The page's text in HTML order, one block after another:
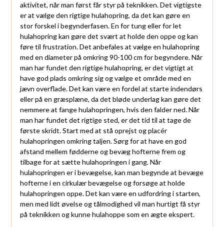
aktivitet, når man først får styr på teknikken. Det vigtigste
er at vælge den rigtige hulahopring, da det kan gøre en
stor forskel i begynderfasen. En for tung eller for let
hulahopring kan gøre det svært at holde den oppe og kan
føre til frustration. Det anbefales at vælge en hulahopring
med en diameter på omkring 90-100 cm for begyndere. Når
man har fundet den rigtige hulahopring, er det vigtigt at
have god plads omkring sig og vælge et område med en
jævn overflade. Det kan være en fordel at starte indendørs
eller på en græsplæne, da det bløde underlag kan gøre det
nemmere at fange hulahopringen, hvis den falder ned. Når
man har fundet det rigtige sted, er det tid til at tage de
første skridt. Start med at stå oprejst og placér
hulahopringen omkring taljen. Sørg for at have en god
afstand mellem fødderne og bevæg hofterne frem og
tilbage for at sætte hulahopringen i gang. Når
hulahopringen er i bevægelse, kan man begynde at bevæge
hofterne i en cirkulær bevægelse og forsøge at holde
hulahopringen oppe. Det kan være en udfordring i starten,
men med lidt øvelse og tålmodighed vil man hurtigt få styr
på teknikken og kunne hulahoppe som en ægte ekspert.